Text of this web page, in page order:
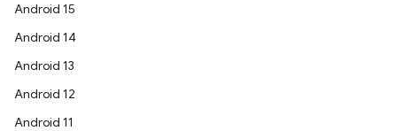
Android 15
Android 14
Android 13
Android 12
Android 11